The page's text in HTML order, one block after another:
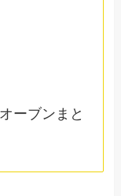
ーブンまと